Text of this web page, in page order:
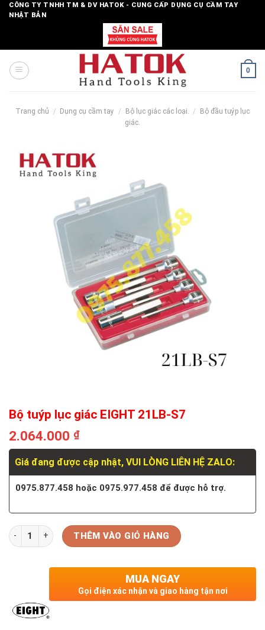
SkipCÔNG TY TNHH TM & DV HATOK - CUNG CẤP DỤNG CỤ CẦM TAY
NHẬT BẢN
0
Trang chủ / Dụng cụ cầm tay / Bộ lục giác các loại. /
Bộ đầu tuýp lục
giác.
Bộ tuýp lục giác EIGHT 21LB-S7
2.064.000 ₫
Giá đang được cập nhật, VUI LÒNG LIÊN HỆ ZALO:
0975.877.458 hoặc 0975.977.458 để được hỗ trợ.
Số lượng THÊM VÀO GIỎ HÀNG
MUA NGAY
Gọi điện xác nhận và giao hàng tận nơi